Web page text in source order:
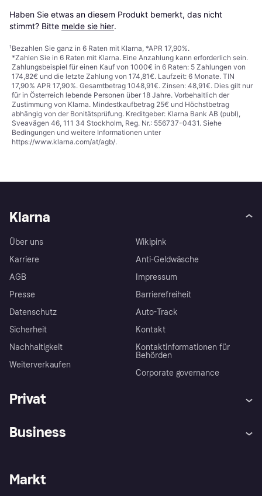
Haben Sie etwas an diesem Produkt bemerkt, das nicht
stimmt? Bitte melde sie hier.
¹Bezahlen Sie ganz in 6 Raten mit Klarna, *APR 17,90%.
*Zahlen Sie in 6 Raten mit Klarna. Eine Anzahlung kann erforderlich sein.
Zahlungsbeispiel für einen Kauf von 1000€ in 6 Raten: 5 Zahlungen von
174,82€ und die letzte Zahlung von 174,81€. Laufzeit: 6 Monate. TIN
17,90% APR 17,90%. Gesamtbetrag 1048,91€. Zinsen: 48,91€. Dies gilt nur
für in Österreich lebende Personen über 18 Jahre. Vorbehaltlich der
Zustimmung von Klarna. Mindestkaufbetrag 25€ und Höchstbetrag
abhängig von der Bonitätsprüfung. Kreditgeber: Klarna Bank AB (publ),
Sveavägen 46, 111 34 Stockholm, Reg. Nr.: 556737-0431. Siehe
Bedingungen und weitere Informationen unter
https://www.klarna.com/at/agb/.
Klarna
Über uns
Karriere
AGB
Presse
Datenschutz
Sicherheit
Nachhaltigkeit
Weiterverkaufen
Wikipink
Anti-Geldwäsche
Impressum
Barrierefreiheit
Auto-Track
Kontakt
Kontaktinformationen für
Behörden
Corporate governance
Privat
Shops entdecken
Business
Händlerportal
Markt